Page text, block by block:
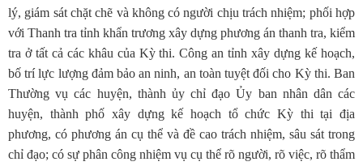
lý, giám sát chặt chẽ và không có người chịu trách nhiệm; phối hợp
với Thanh tra tỉnh khẩn trương xây dựng phương án thanh tra, kiểm
tra ở tất cả các khâu của Kỳ thi. Công an tỉnh xây dựng kế hoạch,
bố trí lực lượng đảm bảo an ninh, an toàn tuyệt đối cho Kỳ thi. Ban
Thường vụ các huyện, thành ủy chỉ đạo Ủy ban nhân dân các
huyện, thành phố xây dựng kế hoạch tổ chức Kỳ thi tại địa
phương, có phương án cụ thể và đề cao trách nhiệm, sâu sát trong
chỉ đạo; có sự phân công nhiệm vụ cụ thể rõ người, rõ việc, rõ thẩm